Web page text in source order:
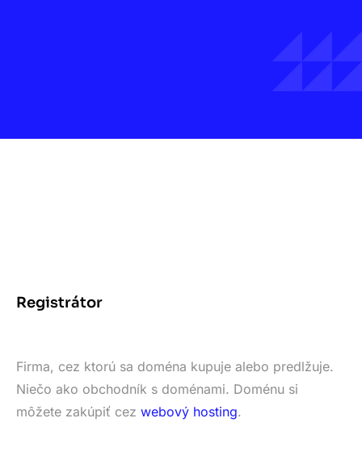
Registrátor
Firma, cez ktorú sa doména kupuje alebo predlžuje.
Niečo ako obchodník s doménami. Doménu si
môžete zakúpiť cez webový hosting.